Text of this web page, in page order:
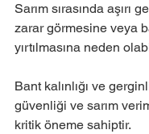
Sarım sırasında aşırı
zarar görmesine veya
yırtılmasına neden
Bant kalınlığı ve
güvenliği ve sarım
kritik öneme sahiptir.